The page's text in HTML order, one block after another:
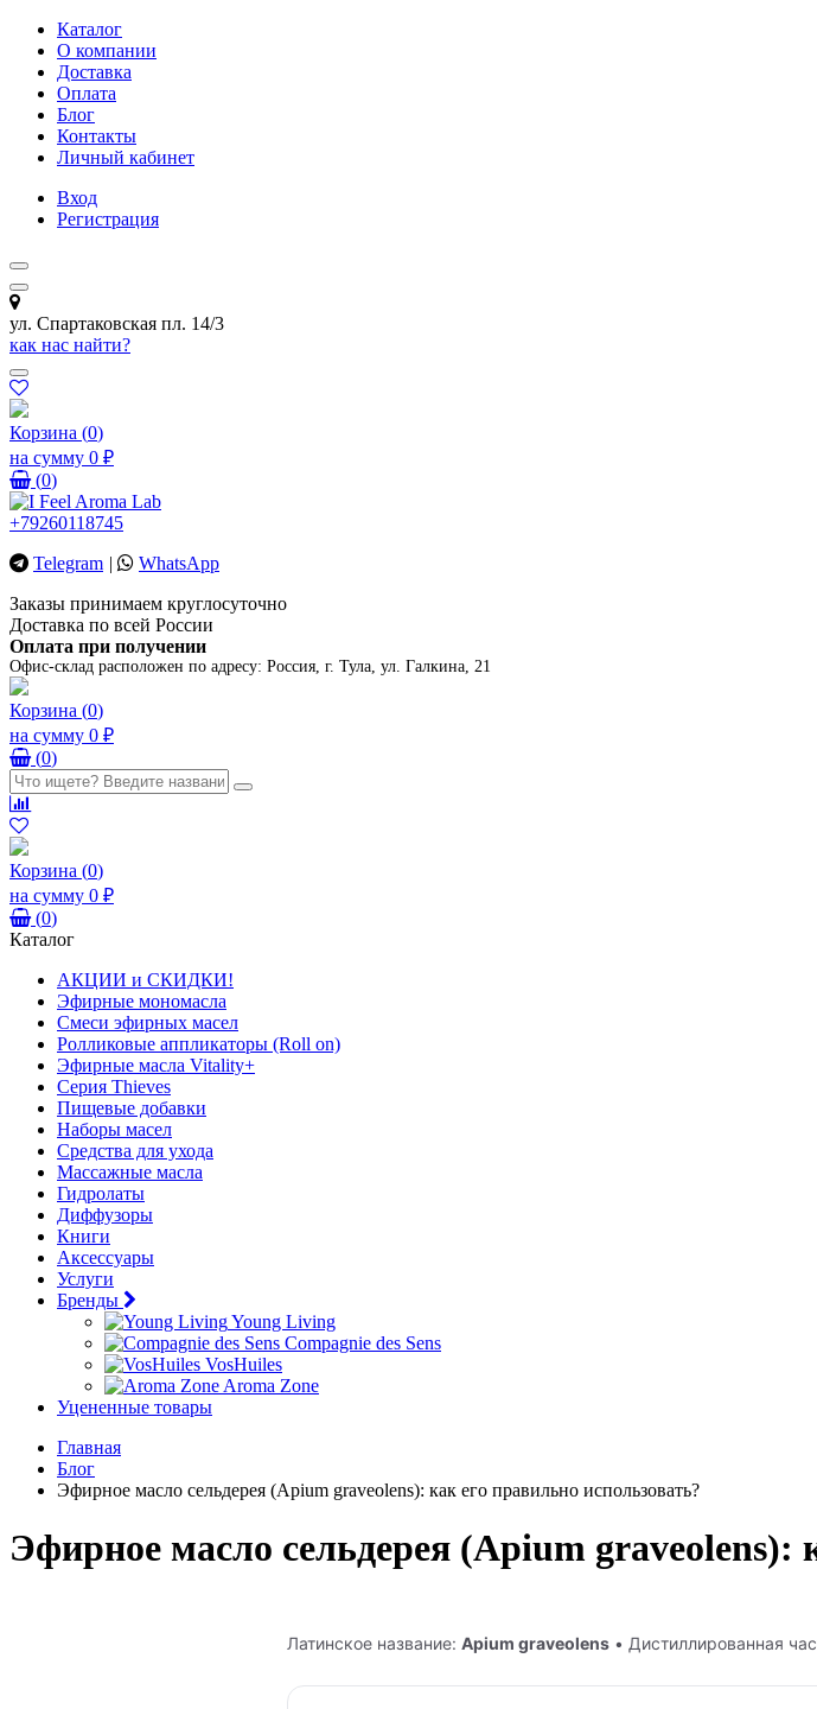
Каталог
О компании
Доставка
Оплата
Блог
Контакты
Личный кабинет
Вход
Регистрация
ул. Спартаковская пл. 14/3
как нас найти?
Корзина (0)
на сумму 0 ₽
(0)
+79260118745
Telegram |
WhatsApp
Заказы принимаем круглосуточно
Доставка по всей России
Оплата при получении
Офис-склад расположен по адресу: Россия, г. Тула, ул. Галкина, 21
Корзина (0)
на сумму 0 ₽
(0)
Корзина (0)
на сумму 0 ₽
(0)
Каталог
АКЦИИ и СКИДКИ!
Эфирные мономасла
Смеси эфирных масел
Ролликовые аппликаторы (Roll on)
Эфирные масла Vitality+
Серия Thieves
Пищевые добавки
Наборы масел
Средства для ухода
Массажные масла
Гидролаты
Диффузоры
Книги
Аксессуары
Услуги
Бренды
Young Living
Compagnie des Sens
VosHuiles
Aroma Zone
Уцененные товары
Главная
Блог
Эфирное масло сельдерея (Apium graveolens): как его правильно использовать?
Эфирное масло сельдерея (Apium graveolens):
Латинское название: Apium graveolens • Дистиллированная